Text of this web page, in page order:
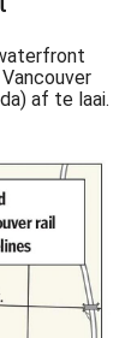
af te laai.